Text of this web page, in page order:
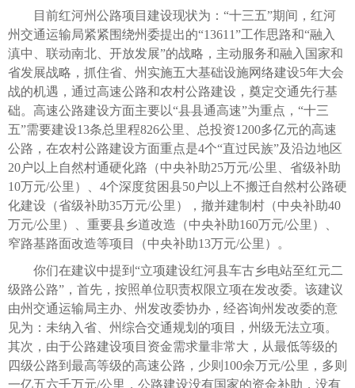
目前红河州公路项目建设现状为：“十三五”期间，红河
州交通运输局紧紧围绕州委提出的“13611”工作思路和“融入
滇中、联动南北、开放发展”的战略，主动服务和融入国家和
省发展战略，抓住省、州实施五大基础设施网络建设5年大会
战的机遇，通过高速公路和农村公路建设，奠定交通先行基
础。高速公路建设方面主要以“县县通高速”为重点，“十三
五”需要建设13条总里程826公里、总投资1200多亿元的高速
公路，在农村公路建设方面重点是4个“直过民族”及沿边地区
20户以上自然村通硬化路（中央补助25万元/公里、省级补助
10万元/公里）、4个深度贫困县50户以上不搬迁自然村公路硬
化建设（省级补助35万元/公里），撤并建制村（中央补助40
万元/公里）、重要县乡道改造（中央补助160万元/公里）、
窄路基路面改造等项目（中央补助13万元/公里）。
你们在建议中提到“立项建设红河县车古乡电站至红元二
级路公路”，首先，按照单位职责权限立项在发改委。该建议
由州交通运输局主办、州发改委协办，经咨询州发改委的意
见为：未纳入省、州综合交通规划的项目，州级无法立项。
其次，由于公路建设项目资金需求量非常大，从最低等级的
四级公路到最高等级的高速公路，少则100余万元/公里，多则
一亿五六千万元/公里，公路建设没有国家的资金补助，没有